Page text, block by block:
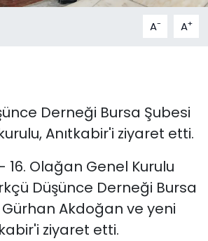
A- A+
Derneği Bursa Şubesi
Anıtkabir'i ziyaret etti.
- 16. Olağan Genel Kurulu
Düşünce Derneği Bursa
Gürhan Akdoğan ve yeni
ziyaret etti.